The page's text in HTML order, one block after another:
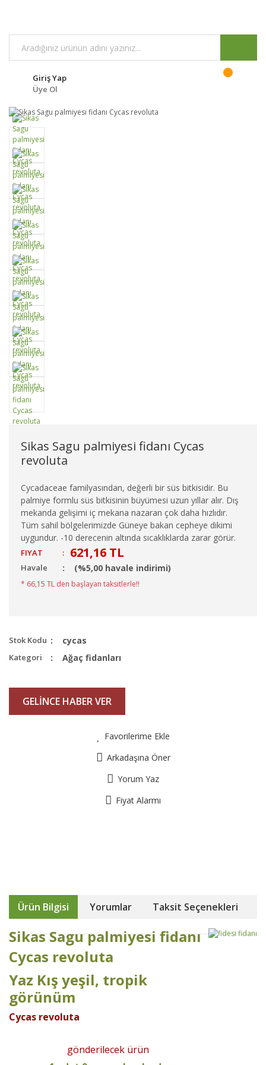
Giriş Yap
Üye Ol
Sikas Sagu palmiyesi fidanı Cycas
revoluta
Cycadaceae familyasından, değerli bir süs bitkisidir. Bu
palmiye formlu süs bitkisinin büyümesi uzun yıllar alır. Dış
mekanda gelişimi iç mekana nazaran çok daha hızlıdır.
Tüm sahil bölgelerimizde Güneye bakan cepheye dikimi
uygundur. -10 derecenin altında sıcaklıklarda zarar görür.
FIYAT : 621,16 TL
Havale (%5,00 havale indirimi)
* 66,15 TL den başlayan taksitlerle!!
Stok Kodu cycas
Kategori Ağaç fidanları
GELİNCE HABER VER
Favorilerime Ekle
Arkadaşına Öner
Yorum Yaz
Fiyat Alarmı
Ürün Bilgisi Yorumlar Taksit Seçenekleri
Sikas Sagu palmiyesi fidanı
Cycas revoluta
Yaz Kış yeşil, tropik
görünüm
Cycas revoluta
gönderilecek ürün